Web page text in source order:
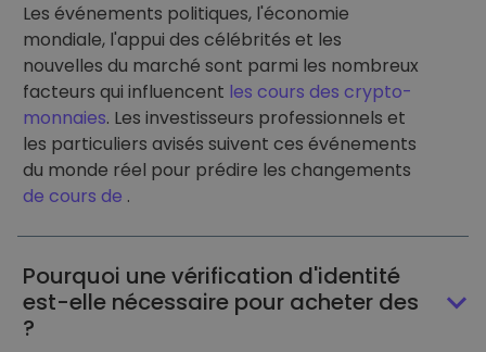
Les événements politiques, l'économie
mondiale, l'appui des célébrités et les
nouvelles du marché sont parmi les nombreux
facteurs qui influencent les cours des crypto-
monnaies. Les investisseurs professionnels et
les particuliers avisés suivent ces événements
du monde réel pour prédire les changements
de cours de .
Pourquoi une vérification d'identité
est-elle nécessaire pour acheter des
?